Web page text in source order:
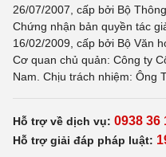
26/07/2007, cấp bởi Bộ
Chứng nhận bản quyền tác
16/02/2009, cấp bởi Bộ Văn
Cơ quan chủ quản: Công ty
Nam. Chịu trách nhiệm: Ông
Hỗ trợ về dịch vụ: 0938 36
Hỗ trợ giải đáp pháp luật: